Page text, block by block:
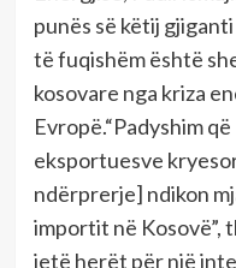
punës së këtij
të fuqishëm është
kosovare nga kriza
Evropë.“Padyshim
eksportuesve
ndërprerje] ndikon
importit në Kosovë”,
jetë herët për një